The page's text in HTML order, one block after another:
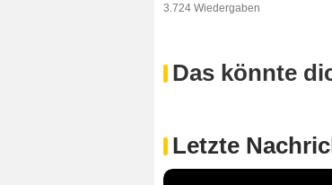
3.724 Wiedergaben
Das könnte
Letzte